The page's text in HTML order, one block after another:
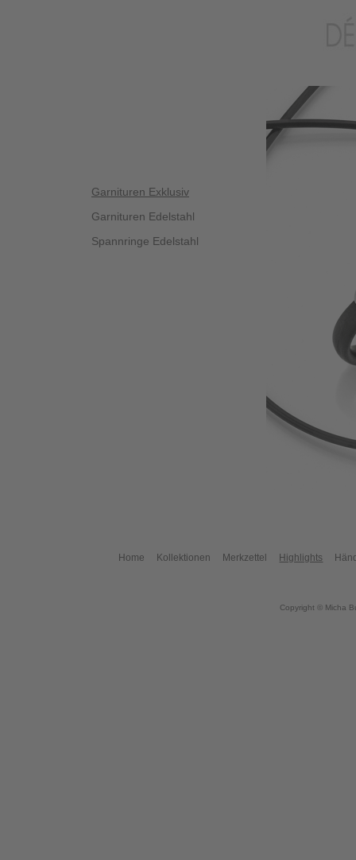
Garnituren Exklusiv
Garnituren Edelstahl
Spannringe Edelstahl
Home Kollektionen Merkzettel Highlights
Copyright © Micha